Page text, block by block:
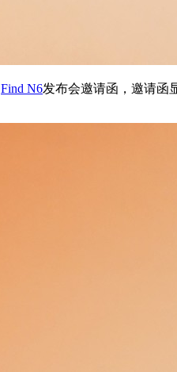
Find N6发布会邀请函，邀请函